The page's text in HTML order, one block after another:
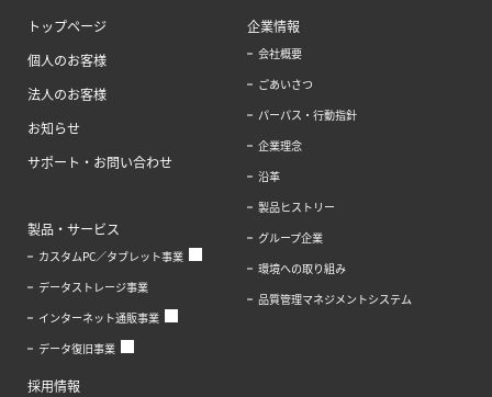
トップページ
個人のお客様
法人のお客様
お知らせ
サポート・お問い合わせ
製品・サービス
カスタムPC／タブレット事業
データストレージ事業
インターネット通販事業
データ復旧事業
企業情報
会社概要
ごあいさつ
パーパス・行動指針
企業理念
沿革
製品ヒストリー
グループ企業
環境への取り組み
品質管理マネジメントシステム
採用情報